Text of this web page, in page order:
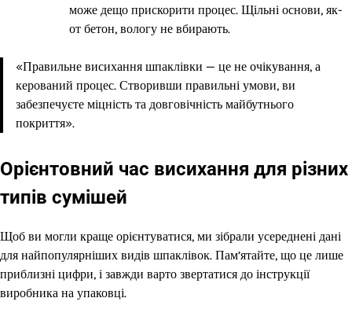
може дещо прискорити процес. Щільні основи, як-
от бетон, вологу не вбирають.
«Правильне висихання шпаклівки — це не очікування, а
керований процес. Створивши правильні умови, ви
забезпечуєте міцність та довговічність майбутнього
покриття».
Орієнтовний час висихання для різних
типів сумішей
Щоб ви могли краще орієнтуватися, ми зібрали усереднені дані
для найпопулярніших видів шпаклівок. Пам’ятайте, що це лише
приблизні цифри, і завжди варто звертатися до інструкції
виробника на упаковці.